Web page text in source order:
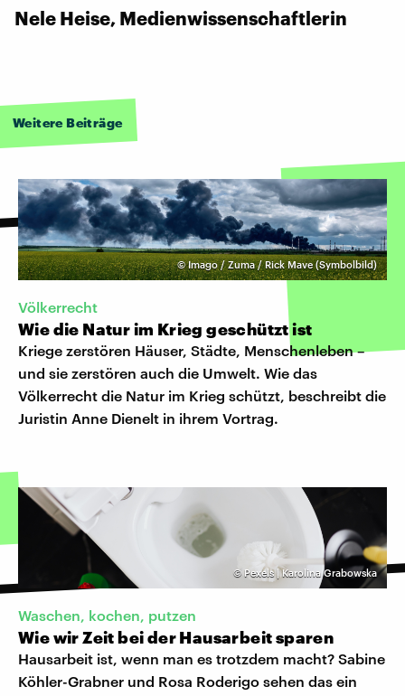
Nele Heise, Medienwissenschaftlerin
Weitere Beiträge
©Imago / Zuma / Rick Mave (Symbolbild)
Völkerrecht
Wie die Natur im Krieg geschützt ist
Kriege zerstören Häuser, Städte, Menschenleben –
und sie zerstören auch die Umwelt. Wie das
Völkerrecht die Natur im Krieg schützt, beschreibt die
Juristin Anne Dienelt in ihrem Vortrag.
© Pexels | Karolina Grabowska
Waschen, kochen, putzen
Wie wir Zeit bei der Hausarbeit sparen
Hausarbeit ist, wenn man es trotzdem macht? Sabine
Köhler-Grabner und Rosa Roderigo sehen das ein